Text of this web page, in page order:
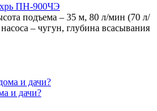
ПН-900ЧЭ
подъема – 35 м, 80 л/мин (70 л/
– чугун, глубина всасывания
и дачи?